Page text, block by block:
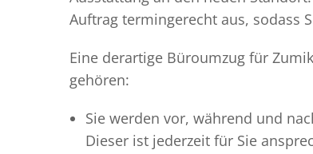
Auftrag termingerecht aus, sodass
Eine derartige Büroumzug für
gehören:
Sie werden vor, während und
Dieser ist jederzeit für Sie